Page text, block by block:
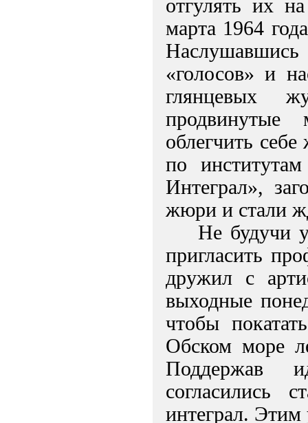
отгулять их
марта 1964
«голосов» и
глянцевых
облегчить
по
Интеграл»,
жюри и стали
Не будучи
пригласить
дружил с
выходные
чтобы
Обском море
Поддержав
согласились
интеграл.